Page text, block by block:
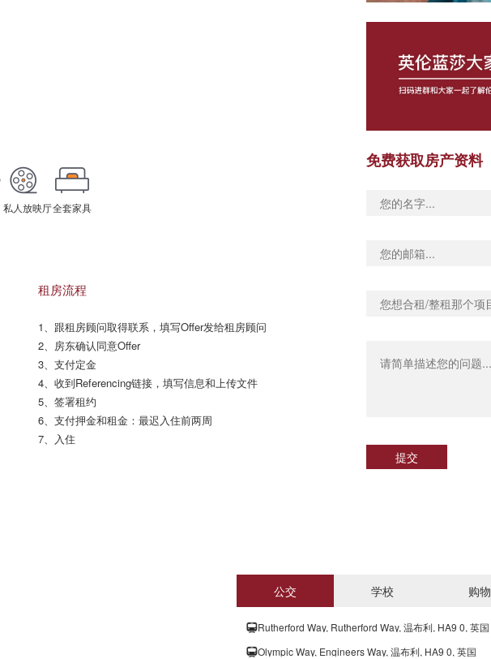
私人放映厅全套家具
租房流程
1、跟租房顾问取得联系，填写Offer发给租房顾问
2、房东确认同意Offer
3、支付定金
4、收到Referencing链接，填写信息和上传文件
5、签署租约
6、支付押金和租金：最迟入住前两周
7、入住
免费获取房产资料
提交
公交 学校 购物
Rutherford Way, Rutherford Way, 温布利, HA9 0, 英国
Olympic Way, Engineers Way, 温布利, HA9 0, 英国